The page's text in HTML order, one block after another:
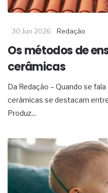
30 Jun 2026 Redação
Os métodos de
cerâmicas
Da Redação – Quando se
cerâmicas se destacam
Produz...